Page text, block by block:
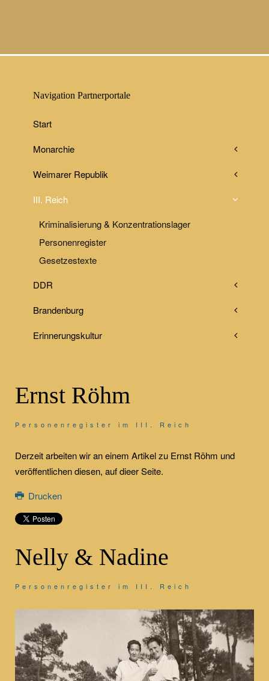
Navigation Partnerportale
Start
Monarchie
Weimarer Republik
III. Reich
Kriminalisierung & Konzentrationslager
Personenregister
Gesetzestexte
DDR
Brandenburg
Erinnerungskultur
Ernst Röhm
Personenregister im III. Reich
Derzeit arbeiten wir an einem Artikel zu Ernst Röhm und
veröffentlichen diesen, auf dieer Seite.
Drucken
Nelly & Nadine
Personenregister im III. Reich